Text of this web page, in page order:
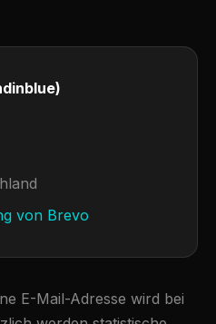
von Brevo
E-Mail-Adresse wird bei